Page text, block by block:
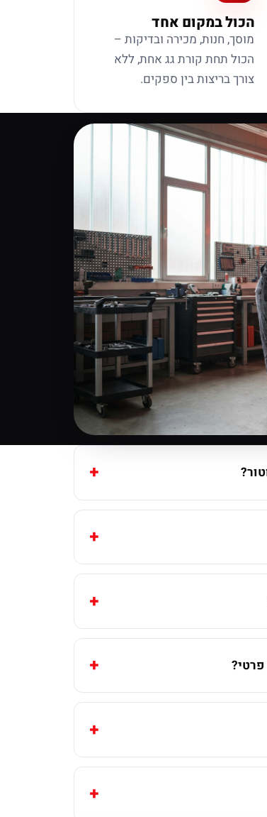
הכול במקום אחד
מוסך, חנות, מכירה ובדיקות –
הכול תחת קורת גג אחת, ללא
צורך בריצות בין ספקים.